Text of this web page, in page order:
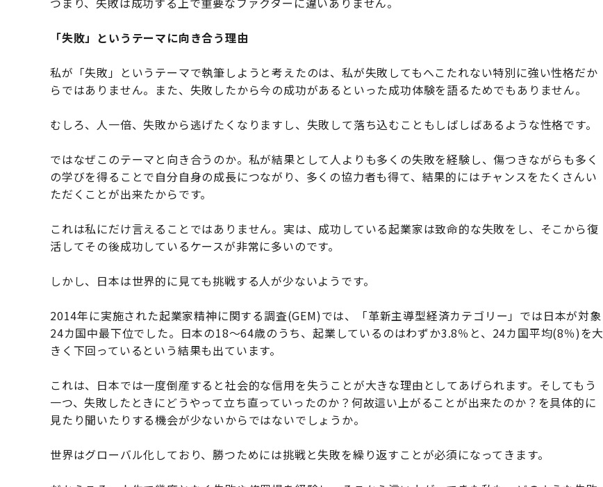
「失敗」というテーマに向き合う理由
私が「失敗」というテーマで執筆しようと考えたのは、私が失敗してもへこたれない特別に強い性格だか
らではありません。また、失敗したから今の成功があるといった成功体験を語るためでもありません。
むしろ、人一倍、失敗から逃げたくなりますし、失敗して落ち込むこともしばしばあるような性格です。
ではなぜこのテーマと向き合うのか。私が結果として人よりも多くの失敗を経験し、傷つきながらも多く
の学びを得ることで自分自身の成長につながり、多くの協力者も得て、結果的にはチャンスをたくさんい
ただくことが出来たからです。
これは私にだけ言えることではありません。実は、成功している起業家は致命的な失敗をし、そこから復
活してその後成功しているケースが非常に多いのです。
しかし、日本は世界的に見ても挑戦する人が少ないようです。
2014年に実施された起業家精神に関する調査(GEM)では、「革新主導型経済カテゴリー」では日本が対象
24カ国中最下位でした。日本の18～64歳のうち、起業しているのはわずか3.8％と、24カ国平均(8％)を大
きく下回っているという結果も出ています。
これは、日本では一度倒産すると社会的な信用を失うことが大きな理由としてあげられます。そしてもう
一つ、失敗したときにどうやって立ち直っていったのか？何故這い上がることが出来たのか？を具体的に
見たり聞いたりする機会が少ないからではないでしょうか。
世界はグローバル化しており、勝つためには挑戦と失敗を繰り返すことが必須になってきます。